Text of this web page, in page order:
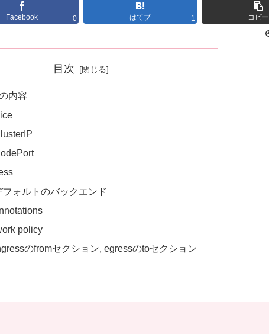
Facebook 0 はてブ 1 コピー
目次
内容
フォルトのバックエンド
policy
のfromセクション, egressのtoセクション